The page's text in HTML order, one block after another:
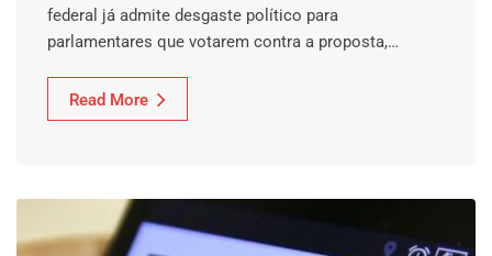
federal já admite desgaste político para
parlamentares que votarem contra a proposta,…
Read More